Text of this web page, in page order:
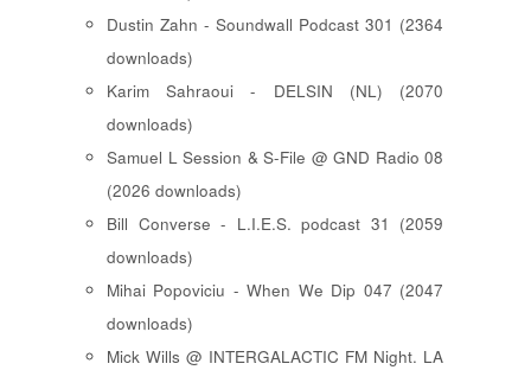
Dustin Zahn - Soundwall Podcast 301 (2364
downloads)
Karim Sahraoui - DELSIN (NL) (2070
downloads)
Samuel L Session & S-File @ GND Radio 08
(2026 downloads)
Bill Converse - L.I.E.S. podcast 31 (2059
downloads)
Mihai Popoviciu - When We Dip 047 (2047
downloads)
Mick Wills @ INTERGALACTIC FM Night. LA